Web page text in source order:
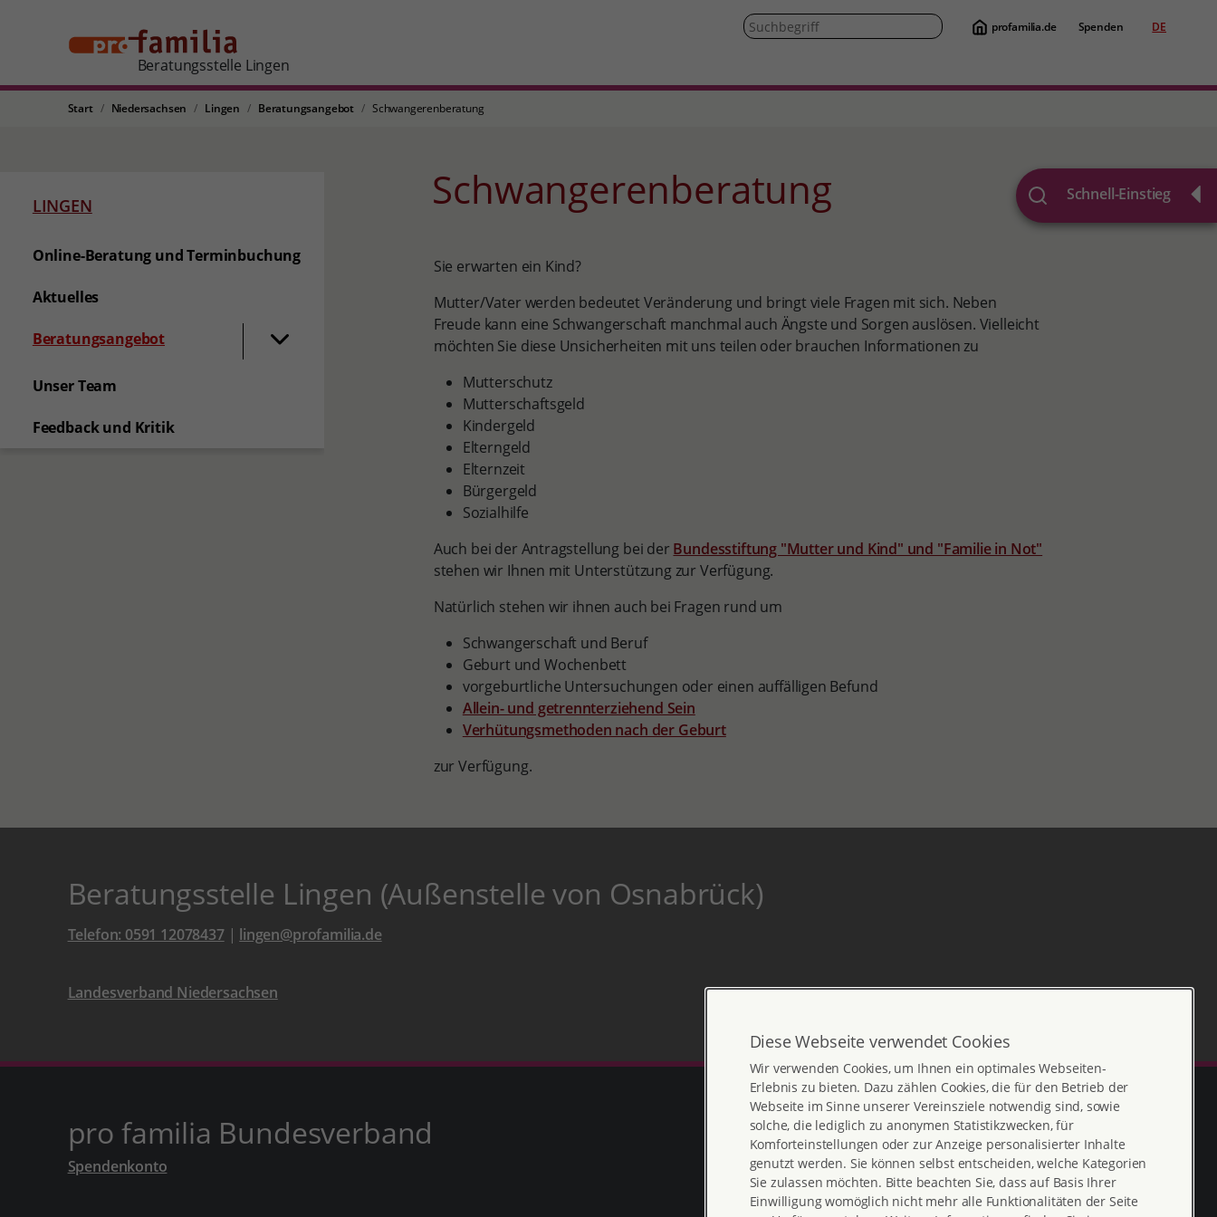
Beratungsstelle Lingen
profamilia.de Spenden DE
Start Niedersachsen Lingen Beratungsangebot Schwangerenberatung
Schnell-Einstieg
LINGEN
Online-Beratung und Terminbuchung
Aktuelles
Beratungsangebot
Unser Team
Feedback und Kritik
Schwangerenberatung
Sie erwarten ein Kind?
Mutter/Vater werden bedeutet Veränderung und bringt viele Fragen mit sich. Neben
Freude kann eine Schwangerschaft manchmal auch Ängste und Sorgen auslösen. Vielleicht
möchten Sie diese Unsicherheiten mit uns teilen oder brauchen Informationen zu
Mutterschutz
Mutterschaftsgeld
Kindergeld
Elterngeld
Elternzeit
Bürgergeld
Sozialhilfe
Auch bei der Antragstellung bei der Bundesstiftung "Mutter und Kind" und "Familie in Not"
stehen wir Ihnen mit Unterstützung zur Verfügung.
Natürlich stehen wir ihnen auch bei Fragen rund um
Schwangerschaft und Beruf
Geburt und Wochenbett
vorgeburtliche Untersuchungen oder einen auffälligen Befund
Allein- und getrennterziehend Sein
Verhütungsmethoden nach der Geburt
zur Verfügung.
Beratungsstelle Lingen (Außenstelle von Osnabrück)
Telefon: 0591 12078437| lingen@profamilia.de
Landesverband Niedersachsen
pro familia Bundesverband
Spendenkonto
Diese Webseite verwendet Cookies
Wir verwenden Cookies, um Ihnen ein optimales Webseiten-
Erlebnis zu bieten. Dazu zählen Cookies, die für den Betrieb der
Webseite im Sinne unserer Vereinsziele notwendig sind, sowie
solche, die lediglich zu anonymen Statistikzwecken, für
Komforteinstellungen oder zur Anzeige personalisierter Inhalte
genutzt werden. Sie können selbst entscheiden, welche Kategorien
Sie zulassen möchten. Bitte beachten Sie, dass auf Basis Ihrer
Einwilligung womöglich nicht mehr alle Funktionalitäten der Seite